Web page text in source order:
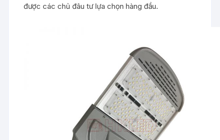
được các chủ đâu tư lựa chọn hàng đầu.